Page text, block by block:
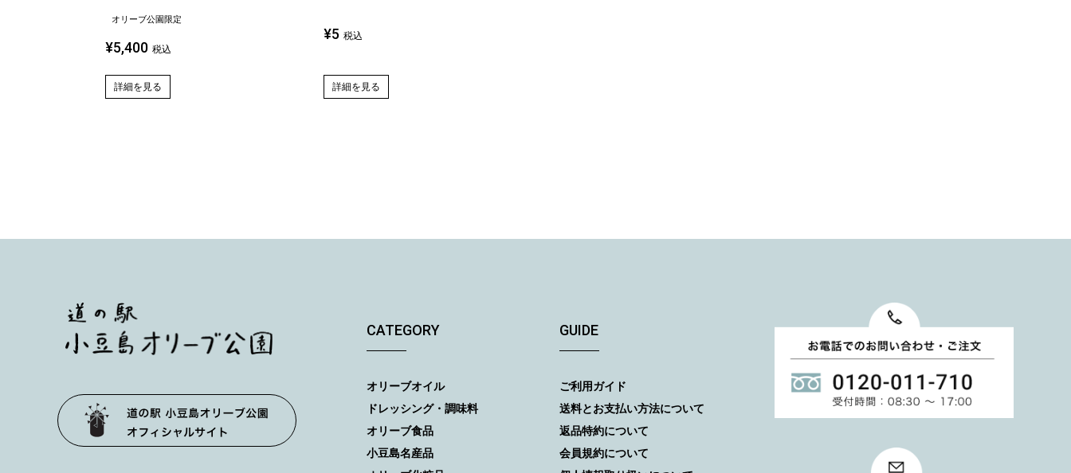
オリーブ公園限定
¥5,400 税込
詳細を見る
¥5 税込
詳細を見る
CATEGORY
オリーブオイル
ドレッシング・調味料
オリーブ食品
小豆島名産品
GUIDE
ご利用ガイド
送料とお支払い方法について
返品特約について
会員規約について